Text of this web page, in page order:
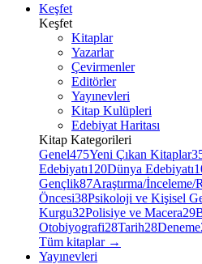
Keşfet
Keşfet
Kitaplar
Yazarlar
Çevirmenler
Editörler
Yayınevleri
Kitap Kulüpleri
Edebiyat Haritası
Kitap Kategorileri
Genel475Yeni Çıkan Kitaplar
Edebiyatı120Dünya Edebiyatı
Gençlik87Araştırma/İnceleme/
Öncesi38Psikoloji ve Kişisel
Kurgu32Polisiye ve Macera29
Otobiyografi28Tarih28Deneme
Tüm kitaplar →
Yayınevleri